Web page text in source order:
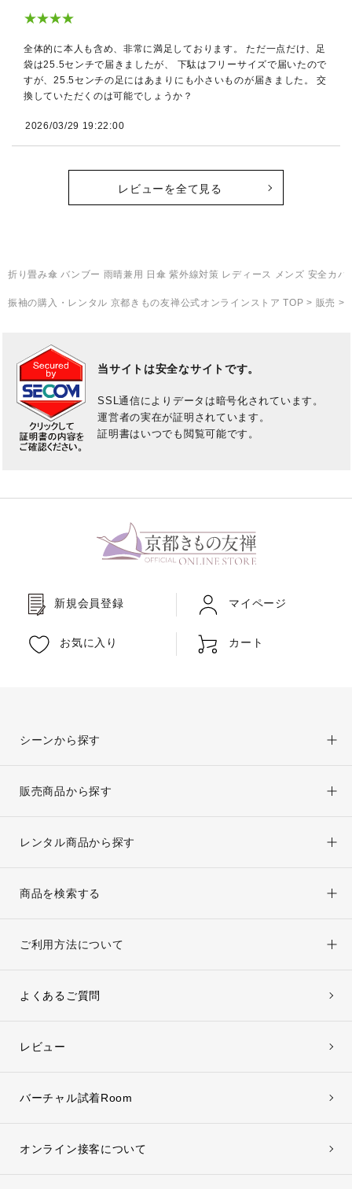
★★★★
全体的に本人も含め、非常に満足しております。 ただ一点だけ、足
袋は25.5センチで届きましたが、 下駄はフリーサイズで届いたので
すが、25.5センチの足にはあまりにも小さいものが届きました。 交
換していただくのは可能でしょうか？
2026/03/29 19:22:00
レビューを全て見る
折り畳み傘 バンブー 雨晴兼用 日傘 紫外線対策 レディース メンズ 安全カ
振袖の購入・レンタル 京都きもの友禅公式オンラインストア TOP > 販売 >
当サイトは安全なサイトです。
SSL通信によりデータは暗号化されています。
運営者の実在が証明されています。
証明書はいつでも閲覧可能です。
新規会員登録 マイページ
お気に入り カート
シーンから探す
販売商品から探す
レンタル商品から探す
商品を検索する
ご利用方法について
よくあるご質問
レビュー
バーチャル試着Room
オンライン接客について